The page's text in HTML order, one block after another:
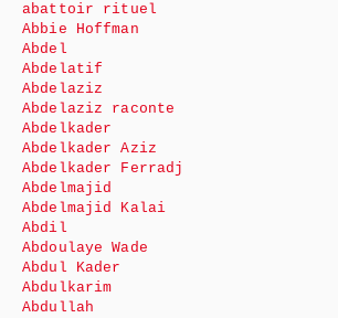
abattoir rituel
Abbie Hoffman
Abdel
Abdelatif
Abdelaziz
Abdelaziz raconte
Abdelkader
Abdelkader Aziz
Abdelkader Ferradj
Abdelmajid
Abdelmajid Kalai
Abdil
Abdoulaye Wade
Abdul Kader
Abdulkarim
Abdullah